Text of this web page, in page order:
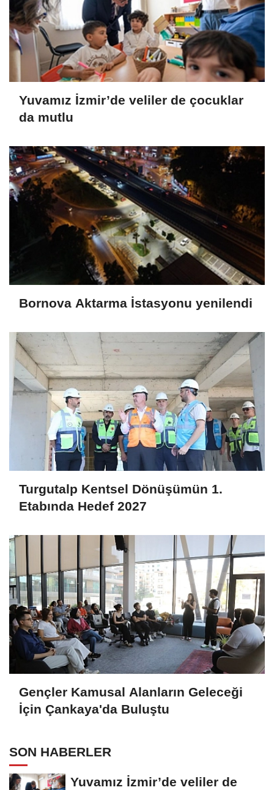
Yuvamız İzmir’de veliler de çocuklar
da mutlu
Bornova Aktarma İstasyonu yenilendi
Turgutalp Kentsel Dönüşümün 1.
Etabında Hedef 2027
Gençler Kamusal Alanların Geleceği
İçin Çankaya'da Buluştu
SON HABERLER
Yuvamız İzmir’de veliler de